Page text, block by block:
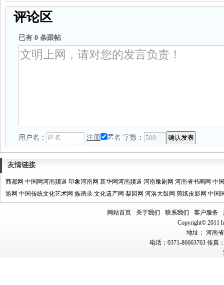
评论区
已有 0 条跟帖
用户名： 注册 匿名 字数：
友情链接
商都网 中国网河南频道 印象河南网 新华网河南频道 河南豫剧网 河南省书画网 中
游网 中国传统文化艺术网 族谱录 文化遗产网 梨园网 河洛大鼓网 剪纸皮影网 中国
网站首页 关于我们 联系我们 客户服务
Copyright© 2011
地址： 河南
电话：0371-86663763 传真